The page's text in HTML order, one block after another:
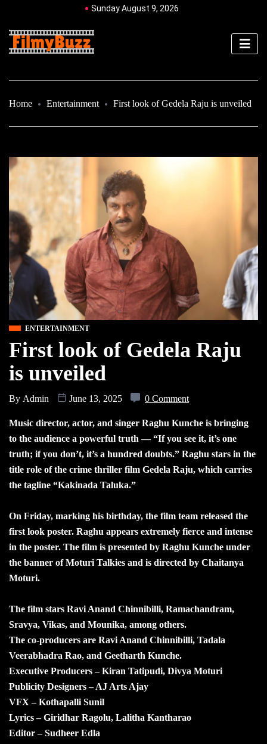
Sunday August 9, 2026
Home Entertainment First look of Gedela Raju is unveiled
ENTERTAINMENT
First look of Gedela Raju
is unveiled
By Admin June 13, 2025 0 Comment
Music director, actor, and singer Raghu Kunche is bringing
to the audience a powerful truth — “If you see it, it’s one
truth; if you don’t, it’s a hundred doubts.” Raghu stars in the
title role of the crime thriller film Gedela Raju, which carries
the tagline “Kakinada Taluka.”
On Friday, marking his birthday, the film team released the
first look poster. Raghu appears extremely fierce and intense
in the poster. The film is presented by Raghu Kunche under
the banner of Moturi Talkies and is directed by Chaitanya
Moturi.
The film stars Ravi Anand Chinnibilli, Ramachandram,
Sravya, Vikas, and Mounika, among others.
The co-producers are Ravi Anand Chinnibilli, Tadala
Veerabhadra Rao, and Geetharth Kunche.
Executive Producers – Kiran Tatipudi, Divya Moturi
Publicity Designers – AJ Arts Ajay
VFX – Kothapalli Sunil
Lyrics – Giridhar Ragolu, Lalitha Kantharao
Editor – Sudheer Edla